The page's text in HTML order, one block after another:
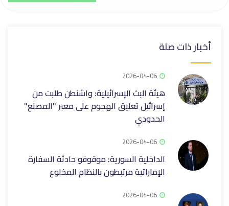
أخبار ذات صلة
2026-04-06
هيئة البث الإسرائيلية: واشنطن طلبت من
إسرائيل تعليق الهجوم على معبر "المصنع"
الحدودي
2026-04-06
الداخلية السورية: موقوفو حادثة السفارة
الإماراتية مرتبطون بالنظام المخلوع
2026-04-06